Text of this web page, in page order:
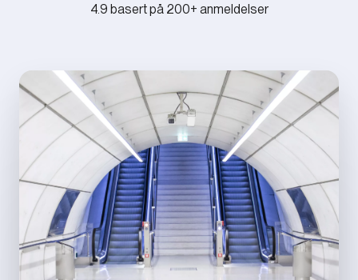
4.9 basert på 200+ anmeldelser